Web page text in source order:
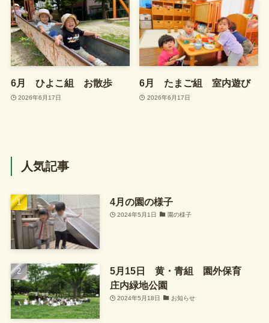
6月 ひよこ組 お散歩
2026年6月17日
6月 たまご組 室内遊び
2026年6月17日
人気記事
4月の園の様子
2024年5月1日 園の様子
5月15日 黄・青組 園外保育
庄内緑地公園
2024年5月18日 お知らせ